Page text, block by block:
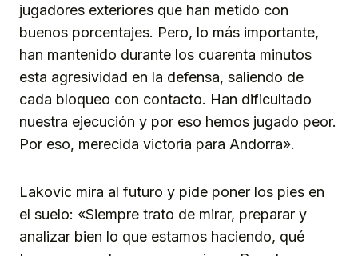
jugadores exteriores que han metido con
buenos porcentajes. Pero, lo más importante,
han mantenido durante los cuarenta minutos
esta agresividad en la defensa, saliendo de
cada bloqueo con contacto. Han dificultado
nuestra ejecución y por eso hemos jugado peor.
Por eso, merecida victoria para Andorra».
Lakovic mira al futuro y pide poner los pies en
el suelo: «Siempre trato de mirar, preparar y
analizar bien lo que estamos haciendo, qué